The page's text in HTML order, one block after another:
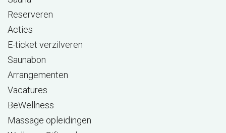
Reserveren
Acties
E-ticket verzilveren
Saunabon
Arrangementen
Vacatures
BeWellness
Massage opleidingen